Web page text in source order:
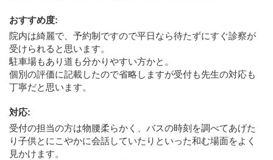
おすすめ度:
院内は綺麗で、予約制ですので平日なら待たずにすぐ診察が
受けられると思います。
駐車場もあり道も分かりやすい方かと。
個別の評価に記載したので省略しますが受付も先生の対応も
丁寧だと思います。
対応:
受付の担当の方は物腰柔らかく、バスの時刻を調べてあげた
り子供とにこやかに会話していたりといった和む場面をよく
見かけます。